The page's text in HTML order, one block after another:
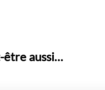
être aussi…